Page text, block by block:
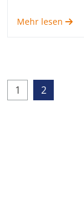
Mehr lesen
1 2